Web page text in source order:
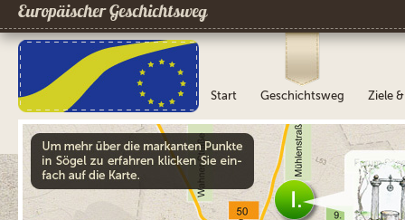
Europäischer Geschichtsweg
Start Geschichtsweg Ziele